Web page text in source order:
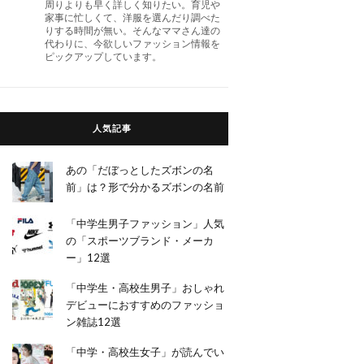
周りよりも早く詳しく知りたい。育児や
家事に忙しくて、洋服を選んだり調べた
りする時間が無い。そんなママさん達の
代わりに、今欲しいファッション情報を
ピックアップしています。
人気記事
あの「だぼっとしたズボンの名
前」は？形で分かるズボンの名前
「中学生男子ファッション」人気
の「スポーツブランド・メーカ
ー」12選
「中学生・高校生男子」おしゃれ
デビューにおすすめのファッショ
ン雑誌12選
「中学・高校生女子」が読んでい